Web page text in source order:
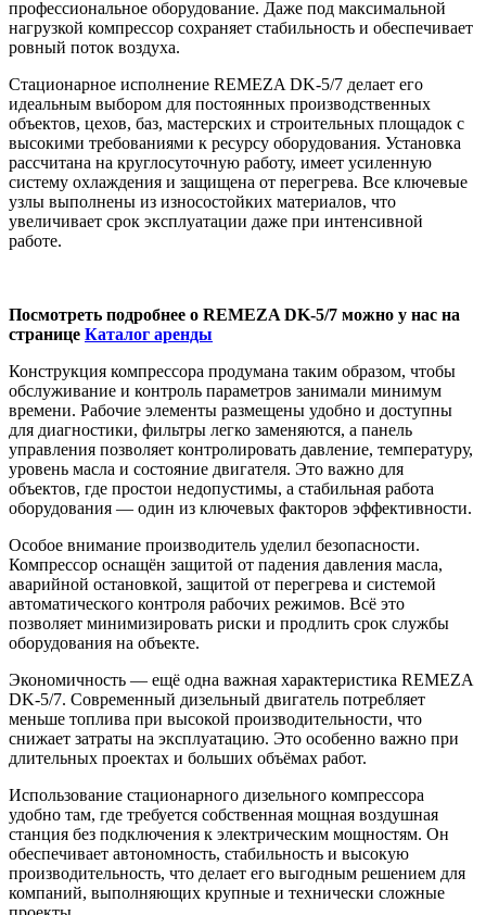
профессиональное оборудование. Даже под максимальной
нагрузкой компрессор сохраняет стабильность и обеспечивает
ровный поток воздуха.
Стационарное исполнение REMEZA DK-5/7 делает его
идеальным выбором для постоянных производственных
объектов, цехов, баз, мастерских и строительных площадок с
высокими требованиями к ресурсу оборудования. Установка
рассчитана на круглосуточную работу, имеет усиленную
систему охлаждения и защищена от перегрева. Все ключевые
узлы выполнены из износостойких материалов, что
увеличивает срок эксплуатации даже при интенсивной
работе.
Посмотреть подробнее о REMEZA DK-5/7 можно у нас на
странице Каталог аренды
Конструкция компрессора продумана таким образом, чтобы
обслуживание и контроль параметров занимали минимум
времени. Рабочие элементы размещены удобно и доступны
для диагностики, фильтры легко заменяются, а панель
управления позволяет контролировать давление, температуру,
уровень масла и состояние двигателя. Это важно для
объектов, где простои недопустимы, а стабильная работа
оборудования — один из ключевых факторов эффективности.
Особое внимание производитель уделил безопасности.
Компрессор оснащён защитой от падения давления масла,
аварийной остановкой, защитой от перегрева и системой
автоматического контроля рабочих режимов. Всё это
позволяет минимизировать риски и продлить срок службы
оборудования на объекте.
Экономичность — ещё одна важная характеристика REMEZA
DK-5/7. Современный дизельный двигатель потребляет
меньше топлива при высокой производительности, что
снижает затраты на эксплуатацию. Это особенно важно при
длительных проектах и больших объёмах работ.
Использование стационарного дизельного компрессора
удобно там, где требуется собственная мощная воздушная
станция без подключения к электрическим мощностям. Он
обеспечивает автономность, стабильность и высокую
производительность, что делает его выгодным решением для
компаний, выполняющих крупные и технически сложные